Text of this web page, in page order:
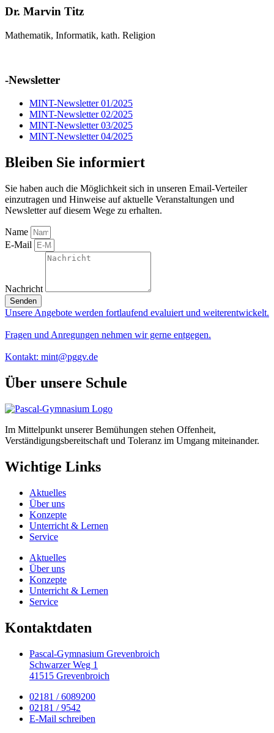
Dr. Marvin Titz
Mathematik, Informatik, kath. Religion
-Newsletter
MINT-Newsletter 01/2025
MINT-Newsletter 02/2025
MINT-Newsletter 03/2025
MINT-Newsletter 04/2025
Bleiben Sie informiert
Sie haben auch die Möglichkeit sich in unseren Email-Verteiler
einzutragen und Hinweise auf aktuelle Veranstaltungen und
Newsletter auf diesem Wege zu erhalten.
Name
E-Mail
Nachricht
Senden
Unsere Angebote werden fortlaufend evaluiert und weiterentwickelt.
Fragen und Anregungen nehmen wir gerne entgegen.
Kontakt: mint@pggv.de
Über unsere Schule
Im Mittelpunkt unserer Bemühungen stehen Offenheit,
Verständigungsbereitschaft und Toleranz im Umgang miteinander.
Wichtige Links
Aktuelles
Über uns
Konzepte
Unterricht & Lernen
Service
Aktuelles
Über uns
Konzepte
Unterricht & Lernen
Service
Kontaktdaten
Pascal-Gymnasium Grevenbroich
Schwarzer Weg 1
41515 Grevenbroich
02181 / 6089200
02181 / 9542
E-Mail schreiben